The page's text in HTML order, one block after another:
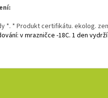
*. * Produkt certifikátu. ekolog.
v mrazničce -18C. 1 den